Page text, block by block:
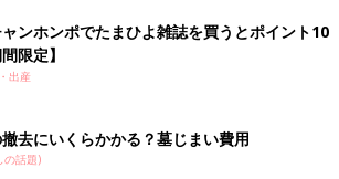
ンホンポでたまひよ雑誌を買うとポイント10
限定】
出産
去にいくらかかる？墓じまい費用
の話題)